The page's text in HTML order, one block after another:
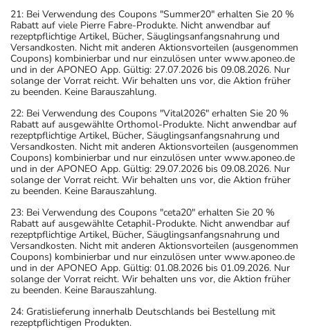
21: Bei Verwendung des Coupons "Summer20" erhalten Sie 20 %
Rabatt auf viele Pierre Fabre-Produkte. Nicht anwendbar auf
rezeptpflichtige Artikel, Bücher, Säuglingsanfangsnahrung und
Versandkosten. Nicht mit anderen Aktionsvorteilen (ausgenommen
Coupons) kombinierbar und nur einzulösen unter www.aponeo.de
und in der APONEO App. Gültig: 27.07.2026 bis 09.08.2026. Nur
solange der Vorrat reicht. Wir behalten uns vor, die Aktion früher
zu beenden. Keine Barauszahlung.
22: Bei Verwendung des Coupons "Vital2026" erhalten Sie 20 %
Rabatt auf ausgewählte Orthomol-Produkte. Nicht anwendbar auf
rezeptpflichtige Artikel, Bücher, Säuglingsanfangsnahrung und
Versandkosten. Nicht mit anderen Aktionsvorteilen (ausgenommen
Coupons) kombinierbar und nur einzulösen unter www.aponeo.de
und in der APONEO App. Gültig: 29.07.2026 bis 09.08.2026. Nur
solange der Vorrat reicht. Wir behalten uns vor, die Aktion früher
zu beenden. Keine Barauszahlung.
23: Bei Verwendung des Coupons "ceta20" erhalten Sie 20 %
Rabatt auf ausgewählte Cetaphil-Produkte. Nicht anwendbar auf
rezeptpflichtige Artikel, Bücher, Säuglingsanfangsnahrung und
Versandkosten. Nicht mit anderen Aktionsvorteilen (ausgenommen
Coupons) kombinierbar und nur einzulösen unter www.aponeo.de
und in der APONEO App. Gültig: 01.08.2026 bis 01.09.2026. Nur
solange der Vorrat reicht. Wir behalten uns vor, die Aktion früher
zu beenden. Keine Barauszahlung.
24: Gratislieferung innerhalb Deutschlands bei Bestellung mit
rezeptpflichtigen Produkten.